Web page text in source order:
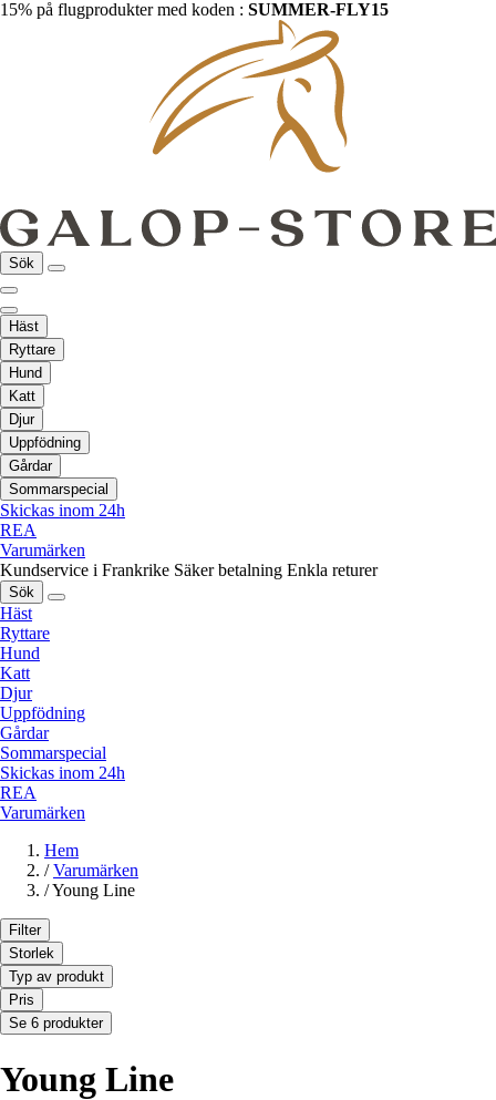
15% på flugprodukter med koden : SUMMER-FLY15
Sök
Häst
Ryttare
Hund
Katt
Djur
Uppfödning
Gårdar
Sommarspecial
Skickas inom 24h
REA
Varumärken
Kundservice i Frankrike Säker betalning Enkla returer
Sök
Häst
Ryttare
Hund
Katt
Djur
Uppfödning
Gårdar
Sommarspecial
Skickas inom 24h
REA
Varumärken
Hem
/ Varumärken
/Young Line
Filter
Storlek
Typ av produkt
Pris
Se 6 produkter
Young Line